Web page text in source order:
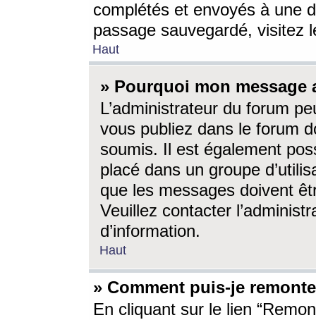
complétés et envoyés à une
passage sauvegardé, visitez
Haut
» Pourquoi mon message
L’administrateur du forum
vous publiez dans le forum
soumis. Il est également
placé dans un groupe
que les messages doivent
Veuillez contacter
d’information.
Haut
» Comment puis-je
En cliquant sur le lien